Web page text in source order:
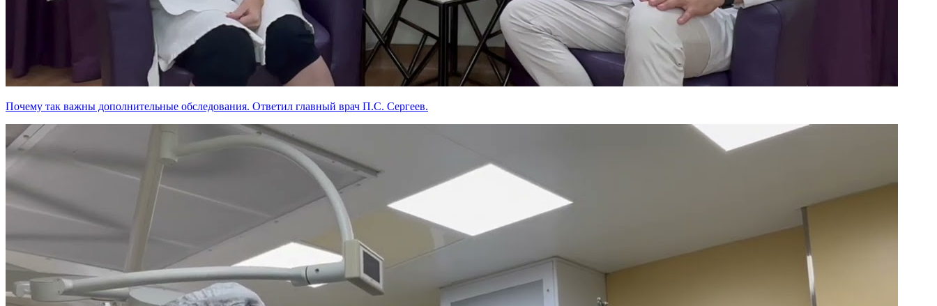
Почему так важны дополнительные обследования. Ответил главный врач П.С. Сергеев.